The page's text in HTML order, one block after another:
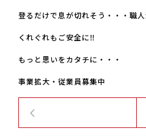
登るだけで息が切れそう・・・職人
くれぐれもご安全に‼
もっと思いをカタチに・・・
事業拡大・従業員募集中